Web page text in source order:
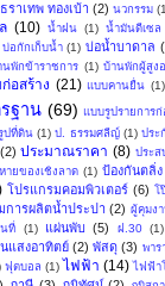
ธราเทพ ทองเบ้า (2) นวกรรม
(10) น้ำฝน (1) น้ำมันดีเซล
บ่อกักเก็บน้ำ (1) บ่อน้ำบาดาล
นพักข้าราชการ (1) บ้านพักผู้สูง
อสร้าง (21) แบบคานยื่น (1)
ฐาน (69) แบบรูปรายการก่
ปที่ดิน (1) ป. ธรรมศลีญ์ (1) ประ
(2) ประมาณราคา (8) ประส
ายของเชิงลาด (1) ป้องกันตลิ่ง
โปรแกรมคอมพิวเตอร์ (6) โ
การผลิตน้ำประปา (2) ผู้คุมง
ที่ (1) แผ่นพับ (5) ฝ.30 (1)
แสงอาทิตย์ (2) พัสดุ (3) พาร
ฟุตบอล (1) ไฟฟ้า (14) ไฟฟ้า